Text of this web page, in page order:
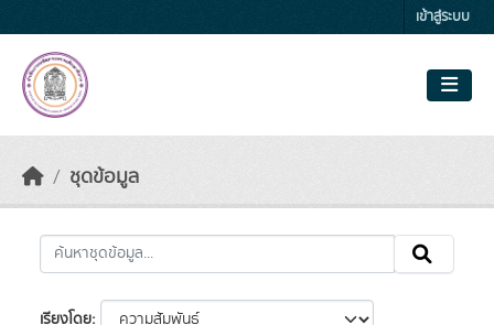
เข้าสู่ระบบ
ชุดข้อมูล
เรียงโดย